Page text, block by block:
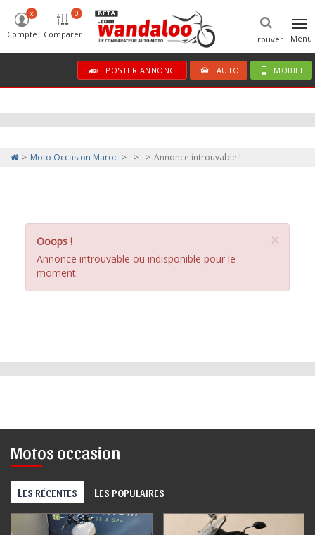
Menu
Trouver
x
Compte
0
Comparer
POSTER ANNONCE AUTO MOBILE
Moto Occasion Maroc Annonce introuvable !
×
Ooops !
Annonce introuvable ou indisponible pour le
moment.
Motos occasion
L ES RÉCENTES L ES POPULAIRES